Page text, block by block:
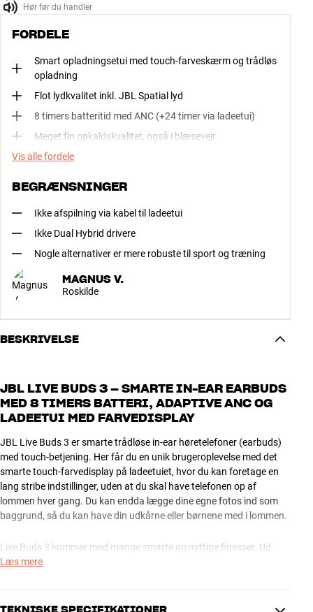
Hør før du handler
FORDELE
Smart opladningsetui med touch-farveskærm og trådløs
opladning
Flot lydkvalitet inkl. JBL Spatial lyd
8 timers batteritid med ANC (+24 timer via ladeetui)
Meget fin opkaldskvalitet, også i blæsevejr
Vis alle fordele
BEGRÆNSNINGER
Ikke afspilning via kabel til ladeetui
Ikke Dual Hybrid drivere
Nogle alternativer er mere robuste til sport og træning
MAGNUS V.
Roskilde
BESKRIVELSE
JBL LIVE BUDS 3 – SMARTE IN-EAR EARBUDS
MED 8 TIMERS BATTERI, ADAPTIVE ANC OG
LADEETUI MED FARVEDISPLAY
JBL Live Buds 3 er smarte trådløse in-ear høretelefoner (earbuds)
med touch-betjening. Her får du en unik brugeroplevelse med det
smarte touch-farvedisplay på ladeetuiet, hvor du kan foretage en
lang stribe indstillinger, uden at du skal have telefonen op af
lommen hver gang. Du kan endda lægge dine egne fotos ind som
baggrund, så du kan have din udkårne eller børnene med i lommen.
Live Buds 3 kommer med mange smarte og nyttige finesser. Ud
over det smarte ladeetui får du blandt andet JBL Spatial lyd til både
opkaldskvalitet samt masser af muligheder i den dedikerede JBL
Headphones app. En ekstra bonus er de friske farvemuligheder,
Læs mere